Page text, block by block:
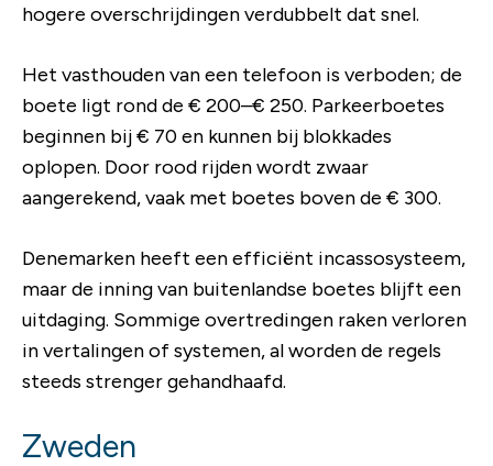
hogere overschrijdingen verdubbelt dat snel.
Het vasthouden van een telefoon is verboden; de
boete ligt rond de € 200–€ 250. Parkeerboetes
beginnen bij € 70 en kunnen bij blokkades
oplopen. Door rood rijden wordt zwaar
aangerekend, vaak met boetes boven de € 300.
Denemarken heeft een efficiënt incassosysteem,
maar de inning van buitenlandse boetes blijft een
uitdaging. Sommige overtredingen raken verloren
in vertalingen of systemen, al worden de regels
steeds strenger gehandhaafd.
Zweden